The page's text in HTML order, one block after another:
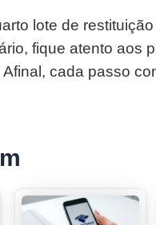
lote de
fique atento aos
cada passo